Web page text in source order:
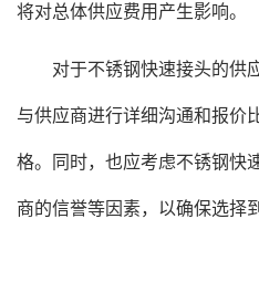
将对总体供应费用产生影响。
对于不锈钢快速接头的供
与供应商进行详细沟通和报价
格。同时，也应考虑不锈钢快
商的信誉等因素，以确保选择